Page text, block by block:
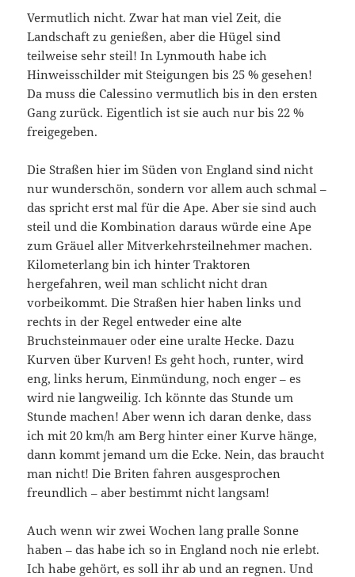
Vermutlich nicht. Zwar hat man viel Zeit, die
Landschaft zu genießen, aber die Hügel sind
teilweise sehr steil! In Lynmouth habe ich
Hinweisschilder mit Steigungen bis 25 % gesehen!
Da muss die Calessino vermutlich bis in den ersten
Gang zurück. Eigentlich ist sie auch nur bis 22 %
freigegeben.
Die Straßen hier im Süden von England sind nicht
nur wunderschön, sondern vor allem auch schmal –
das spricht erst mal für die Ape. Aber sie sind auch
steil und die Kombination daraus würde eine Ape
zum Gräuel aller Mitverkehrsteilnehmer machen.
Kilometerlang bin ich hinter Traktoren
hergefahren, weil man schlicht nicht dran
vorbeikommt. Die Straßen hier haben links und
rechts in der Regel entweder eine alte
Bruchsteinmauer oder eine uralte Hecke. Dazu
Kurven über Kurven! Es geht hoch, runter, wird
eng, links herum, Einmündung, noch enger – es
wird nie langweilig. Ich könnte das Stunde um
Stunde machen! Aber wenn ich daran denke, dass
ich mit 20 km/h am Berg hinter einer Kurve hänge,
dann kommt jemand um die Ecke. Nein, das braucht
man nicht! Die Briten fahren ausgesprochen
freundlich – aber bestimmt nicht langsam!
Auch wenn wir zwei Wochen lang pralle Sonne
haben – das habe ich so in England noch nie erlebt.
Ich habe gehört, es soll ihr ab und an regnen. Und